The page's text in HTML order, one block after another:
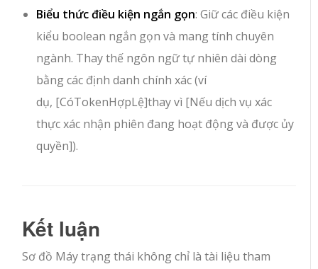
Biểu thức điều kiện ngắn gọn: Giữ các điều kiện
kiểu boolean ngắn gọn và mang tính chuyên
ngành. Thay thế ngôn ngữ tự nhiên dài dòng
bằng các định danh chính xác (ví
dụ, [CóTokenHợpLệ]thay vì [Nếu dịch vụ xác
thực xác nhận phiên đang hoạt động và được ủy
quyền]).
Kết luận
Sơ đồ Máy trạng thái không chỉ là tài liệu tham